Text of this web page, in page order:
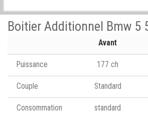
Boitier Additionnel Bmw 5
Avant
Puissance 177 ch
Couple Standard
Consommation standard